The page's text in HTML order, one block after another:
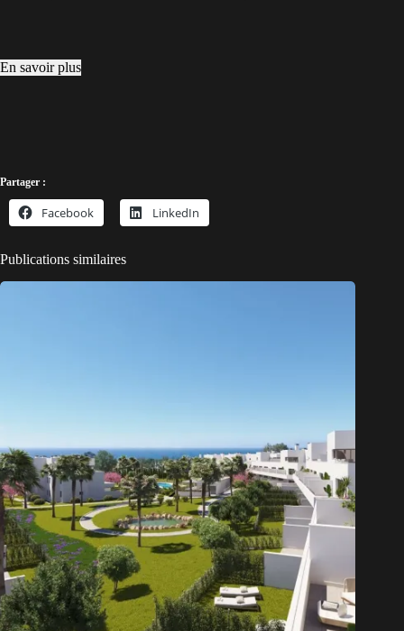
En savoir plus
Partager :
Facebook LinkedIn
Publications similaires